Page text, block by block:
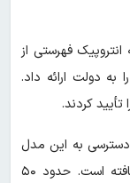
فهرستی از
به دولت ارائه داد.
کردند.
به این مدل
هوش مصنوعی به‌طور غیرمنتظره‌ای افزایش یافته است. حدود ۵۰